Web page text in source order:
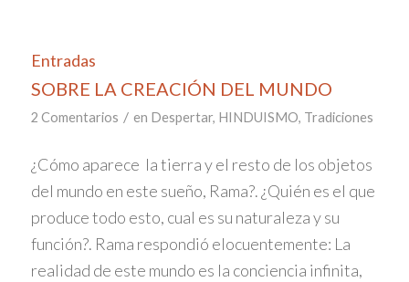
Entradas
SOBRE LA CREACIÓN DEL MUNDO
2 Comentarios / en Despertar, HINDUISMO, Tradiciones
¿Cómo aparece la tierra y el resto de los objetos
del mundo en este sueño, Rama?. ¿Quién es el que
produce todo esto, cual es su naturaleza y su
función?. Rama respondió elocuentemente: La
realidad de este mundo es la conciencia infinita,